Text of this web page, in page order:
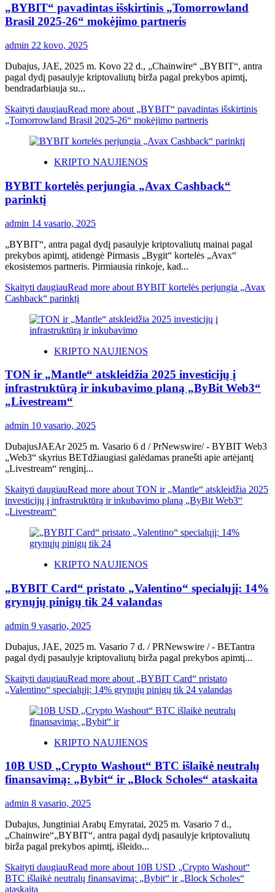
„BYBIT“ pavadintas išskirtinis „Tomorrowland
Brasil 2025-26“ mokėjimo partneris
admin 22 kovo, 2025
Dubajus, JAE, 2025 m. Kovo 22 d., „Chainwire“ „BYBIT“, antra
pagal dydį pasaulyje kriptovaliutų birža pagal prekybos apimtį,
bendradarbiauja su...
Skaityti daugiauRead more about „BYBIT“ pavadintas išskirtinis
„Tomorrowland Brasil 2025-26“ mokėjimo partneris
KRIPTO NAUJIENOS
BYBIT kortelės perjungia „Avax Cashback“
parinktį
admin 14 vasario, 2025
„BYBIT“, antra pagal dydį pasaulyje kriptovaliutų mainai pagal
prekybos apimtį, atidengė Pirmasis „Bygit“ kortelės „Avax“
ekosistemos partneris. Pirmiausia rinkoje, kad...
Skaityti daugiauRead more about BYBIT kortelės perjungia „Avax
Cashback“ parinktį
KRIPTO NAUJIENOS
TON ir „Mantle“ atskleidžia 2025 investicijų į
infrastruktūrą ir inkubavimo planą „ByBit Web3“
„Livestream“
admin 10 vasario, 2025
DubajusJAEAr 2025 m. Vasario 6 d / PrNewswire/ - BYBIT Web3
„Web3“ skyrius BETdžiaugiasi galėdamas pranešti apie artėjantį
„Livestream“ renginį...
Skaityti daugiauRead more about TON ir „Mantle“ atskleidžia 2025
investicijų į infrastruktūrą ir inkubavimo planą „ByBit Web3“
„Livestream“
KRIPTO NAUJIENOS
„BYBIT Card“ pristato „Valentino“ specialųjį: 14%
grynųjų pinigų tik 24 valandas
admin 9 vasario, 2025
Dubajus, JAE, 2025 m. Vasario 7 d. / PRNewswire / - BETantra
pagal dydį pasaulyje kriptovaliutų birža pagal prekybos apimtį...
Skaityti daugiauRead more about „BYBIT Card“ pristato
„Valentino“ specialųjį: 14% grynųjų pinigų tik 24 valandas
KRIPTO NAUJIENOS
10B USD „Crypto Washout“ BTC išlaikė neutralų
finansavimą: „Bybit“ ir „Block Scholes“ ataskaita
admin 8 vasario, 2025
Dubajus, Jungtiniai Arabų Emyratai, 2025 m. Vasario 7 d.,
„Chainwire“„BYBIT“, antra pagal dydį pasaulyje kriptovaliutų
birža pagal prekybos apimtį, išleido...
Skaityti daugiauRead more about 10B USD „Crypto Washout“
BTC išlaikė neutralų finansavimą: „Bybit“ ir „Block Scholes“
ataskaita